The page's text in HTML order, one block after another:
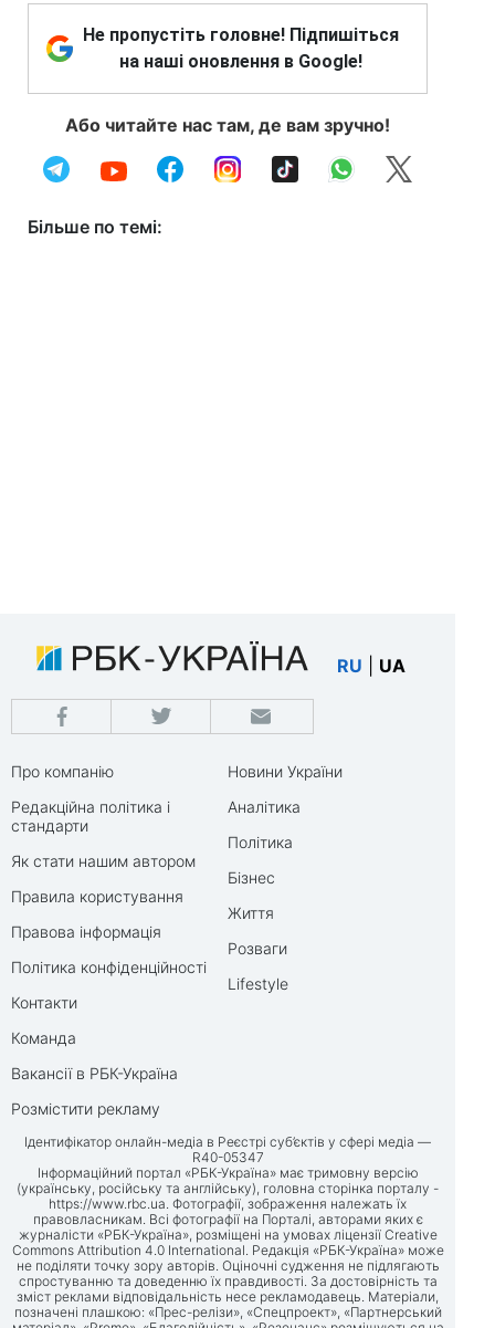
Не пропустіть головне! Підпишіться
на наші оновлення в Google!
Або читайте нас там, де вам зручно!
Більше по темі:
RU UA
Про компанію
Редакційна політика і
стандарти
Як стати нашим автором
Правила користування
Правова інформація
Політика конфіденційності
Контакти
Команда
Вакансії в РБК-Україна
Розмістити рекламу
Новини України
Аналітика
Політика
Бізнес
Життя
Розваги
Lifestyle
Ідентифікатор онлайн-медіа в Реєстрі суб’єктів у сфері медіа —
R40-05347
Інформаційний портал «РБК-Україна» має тримовну версію
(українську, російську та англійську), головна сторінка порталу -
https://www.rbc.ua. Фотографії, зображення належать їх
правовласникам. Всі фотографії на Порталі, авторами яких є
журналісти «РБК-Україна», розміщені на умовах ліцензії Creative
Commons Attribution 4.0 International. Редакція «РБК-Україна» може
не поділяти точку зору авторів. Оціночні судження не підлягають
спростуванню та доведенню їх правдивості. За достовірність та
зміст реклами відповідальність несе рекламодавець. Матеріали,
позначені плашкою: «Прес-релізи», «Спецпроект», «Партнерський